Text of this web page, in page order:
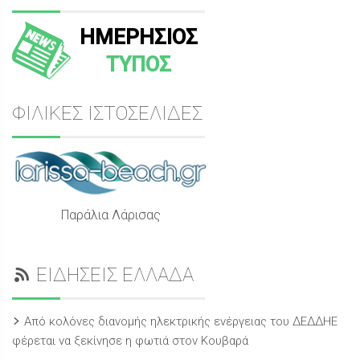
ΗΜΕΡΗΣΙΟΣ
ΤΥΠΟΣ
ΦΙΛΙΚΕΣ ΙΣΤΟΣΕΛΙΔΕΣ
Παράλια Λάρισας
ΕΙΔΗΣΕΙΣ ΕΛΛΑΔΑ
Από κολόνες διανομής ηλεκτρικής ενέργειας του ΔΕΔΔΗΕ
φέρεται να ξεκίνησε η φωτιά στον Κουβαρά